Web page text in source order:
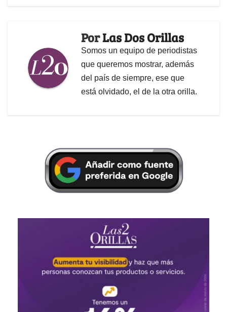
PorLas Dos Orillas
Somos un equipo de periodistas
que queremos mostrar, además
del país de siempre, ese que
está olvidado, el de la otra orilla.